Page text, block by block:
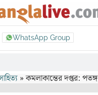
WhatsApp Group
»কমলাকান্তের দপ্তর: পতঙ্গ